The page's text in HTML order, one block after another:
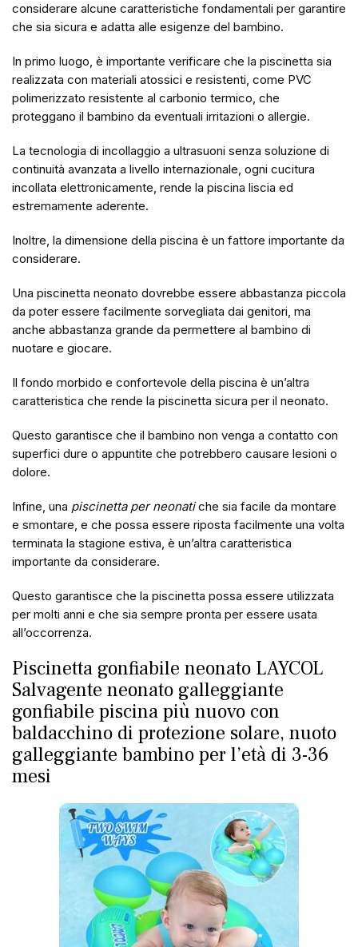
considerare alcune caratteristiche fondamentali per garantire
che sia sicura e adatta alle esigenze del bambino.
In primo luogo, è importante verificare che la piscinetta sia
realizzata con materiali atossici e resistenti, come PVC
polimerizzato resistente al carbonio termico, che
proteggano il bambino da eventuali irritazioni o allergie.
La tecnologia di incollaggio a ultrasuoni senza soluzione di
continuità avanzata a livello internazionale, ogni cucitura
incollata elettronicamente, rende la piscina liscia ed
estremamente aderente.
Inoltre, la dimensione della piscina è un fattore importante da
considerare.
Una piscinetta neonato dovrebbe essere abbastanza piccola
da poter essere facilmente sorvegliata dai genitori, ma
anche abbastanza grande da permettere al bambino di
nuotare e giocare.
Il fondo morbido e confortevole della piscina è un’altra
caratteristica che rende la piscinetta sicura per il neonato.
Questo garantisce che il bambino non venga a contatto con
superfici dure o appuntite che potrebbero causare lesioni o
dolore.
Infine, una piscinetta per neonatiche sia facile da montare
e smontare, e che possa essere riposta facilmente una volta
terminata la stagione estiva, è un’altra caratteristica
importante da considerare.
Questo garantisce che la piscinetta possa essere utilizzata
per molti anni e che sia sempre pronta per essere usata
all’occorrenza.
Piscinetta gonfiabile neonato LAYCOL
Salvagente neonato galleggiante
gonfiabile piscina più nuovo con
baldacchino di protezione solare, nuoto
galleggiante bambino per l’età di 3-36
mesi